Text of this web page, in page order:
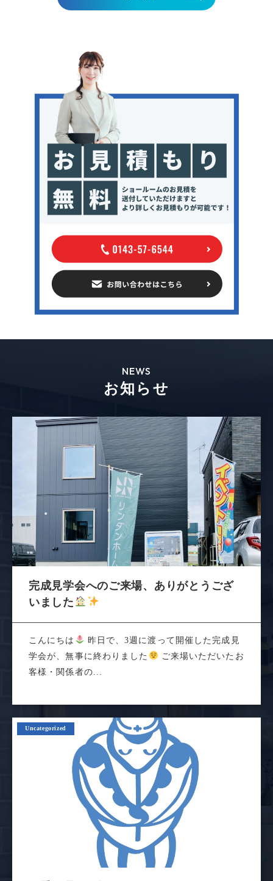
NEWS
お知らせ
完成見学会へのご来場、ありがとうござ
いました
こんにちは
昨日で、3週に渡って開催した完成見
学会が、無事に終わりました
ご来場いただいたお
客様・関係者の...
Uncategorized